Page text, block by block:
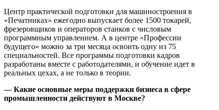
Центр практической подготовки для машиностроения в
«Печатниках» ежегодно выпускает более 1500 токарей,
фрезеровщиков и операторов станков с числовым
программным управлением. А в центре «Профессии
будущего» можно за три месяца освоить одну из 75
специальностей. Все программы подготовки кадров
разработаны вместе с работодателями, и обучение идет в
реальных цехах, а не только в теории.
— Какие основные меры поддержки бизнеса в сфере
промышленности действуют в Москве?